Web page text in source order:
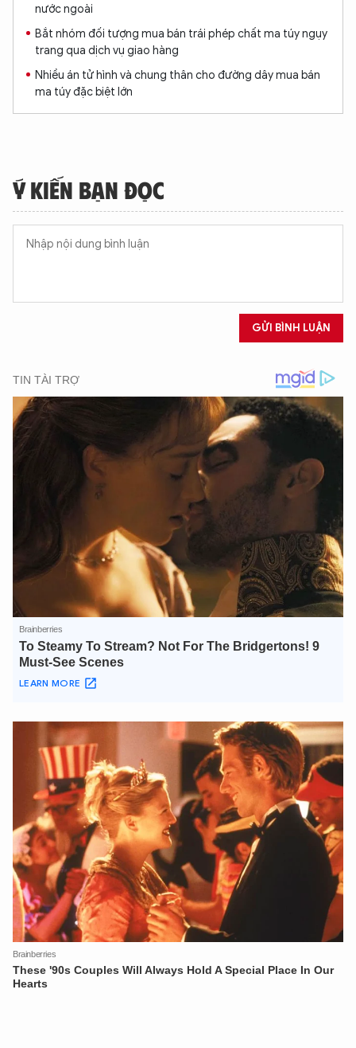
nước ngoài
Bắt nhóm đối tượng mua bán trái phép chất ma túy ngụy
trang qua dịch vụ giao hàng
Nhiều án tử hình và chung thân cho đường dây mua bán
ma túy đặc biệt lớn
Ý KIẾN BẠN ĐỌC
GỬI BÌNH LUẬN
TÔI LÀ CHATBOT CỦA
Hãy hỏi tôi bất kỳ điều gì bạn cần biết về